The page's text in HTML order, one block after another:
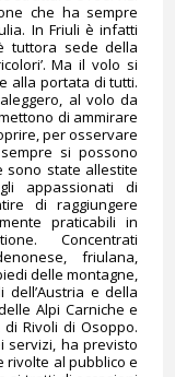
che ha sempre
In Friuli è infatti
tuttora sede della
Ma il volo si
alla portata di tutti.
al volo da
di ammirare
per osservare
si possono
sono state allestite
appassionati di
di raggiungere
praticabili in
Concentrati
friulana,
delle montagne,
e della
Alpi Carniche e
Rivoli di Osoppo.
servizi, ha previsto
rivolte al pubblico e